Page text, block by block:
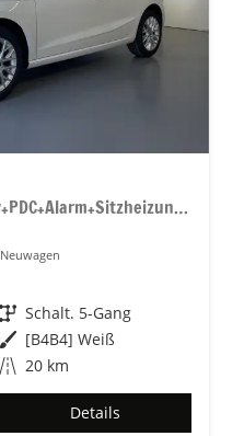
Style 80PS Voll-LED+Kessy+PDC+Alarm+Sitzheizung+Kamera+App-Connect
Neuwagen
Getriebe Schalt. 5-Gang
Außenfarbe [B4B4] Weiß
Kilometerstand 20 km
Details